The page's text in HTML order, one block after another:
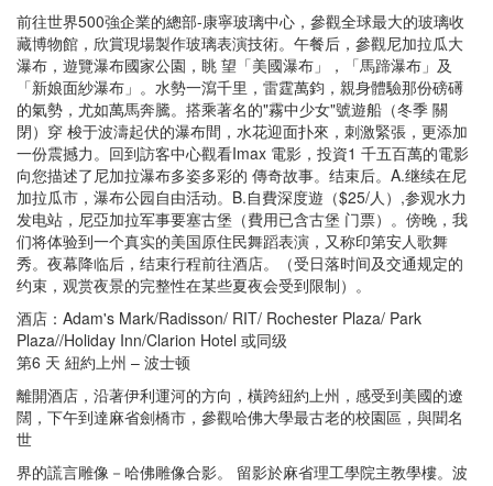
前往世界500強企業的總部-康寧玻璃中心，參觀全球最大的玻璃收
藏博物館，欣賞現場製作玻璃表演技術。午餐后，參觀尼加拉瓜大
瀑布，遊覽瀑布國家公園，眺 望「美國瀑布」，「馬蹄瀑布」及
「新娘面紗瀑布」。水勢一瀉千里，雷霆萬鈞，親身體驗那份磅礡
的氣勢，尤如萬馬奔騰。搭乘著名的"霧中少女"號遊船（冬季 關
閉）穿 梭于波濤起伏的瀑布間，水花迎面扑來，刺激緊張，更添加
一份震撼力。回到訪客中心觀看Imax 電影，投資1 千五百萬的電影
向您描述了尼加拉瀑布多姿多彩的 傳奇故事。结束后。A.继续在尼
加拉瓜市，瀑布公园自由活动。B.自費深度遊（$25/人）,参观水力
发电站，尼亞加拉军事要塞古堡（費用已含古堡 门票）。傍晚，我
们将体验到一个真实的美国原住民舞蹈表演，又称印第安人歌舞
秀。夜幕降临后，结束行程前往酒店。（受日落时间及交通规定的
约束，观赏夜景的完整性在某些夏夜会受到限制）。
酒店：Adam's Mark/Radisson/ RIT/ Rochester Plaza/ Park
Plaza//Holiday Inn/Clarion Hotel 或同级
第6 天 紐約上州 – 波士顿
離開酒店，沿著伊利運河的方向，橫跨紐約上州，感受到美國的遼
闊，下午到達麻省劍橋市，參觀哈佛大學最古老的校園區，與聞名
世
界的謊言雕像－哈佛雕像合影。 留影於麻省理工學院主教學樓。波